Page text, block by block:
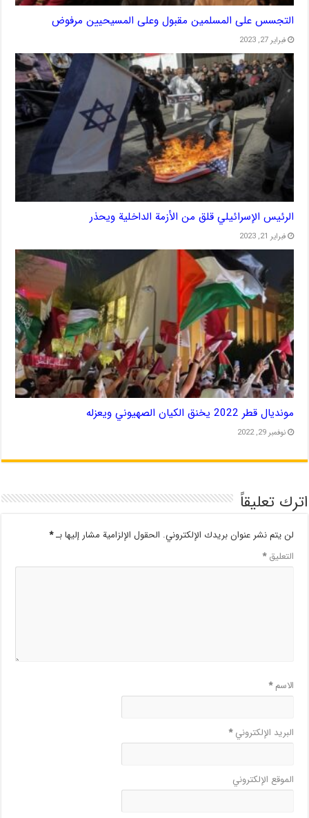
التجسس على المسلمين مقبول وعلى المسيحيين مرفوض
فبراير 27, 2023
الرئيس الإسرائيلي قلق من الأزمة الداخلية ويحذر
فبراير 21, 2023
مونديال قطر 2022 يخنق الكيان الصهيوني ويعزله
نوفمبر 29, 2022
اترك تعليقاً
لن يتم نشر عنوان بريدك الإلكتروني. الحقول الإلزامية مشار إليها بـ*
التعليق*
الاسم*
البريد الإلكتروني*
الموقع الإلكتروني